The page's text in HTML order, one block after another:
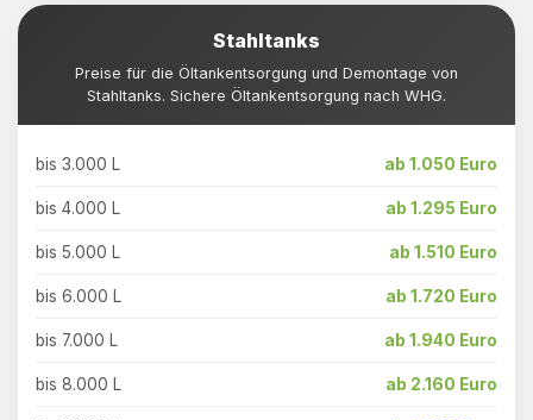
Stahltanks
Preise für die Öltankentsorgung und Demontage von
Stahltanks. Sichere Öltankentsorgung nach WHG.
bis 3.000 L ab 1.050 Euro
bis 4.000 L ab 1.295 Euro
bis 5.000 L ab 1.510 Euro
bis 6.000 L ab 1.720 Euro
bis 7.000 L ab 1.940 Euro
bis 8.000 L ab 2.160 Euro